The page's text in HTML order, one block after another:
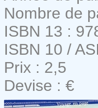
Nombre de
ISBN 13 :
ISBN 10 /
Prix : 2,5
Devise : €